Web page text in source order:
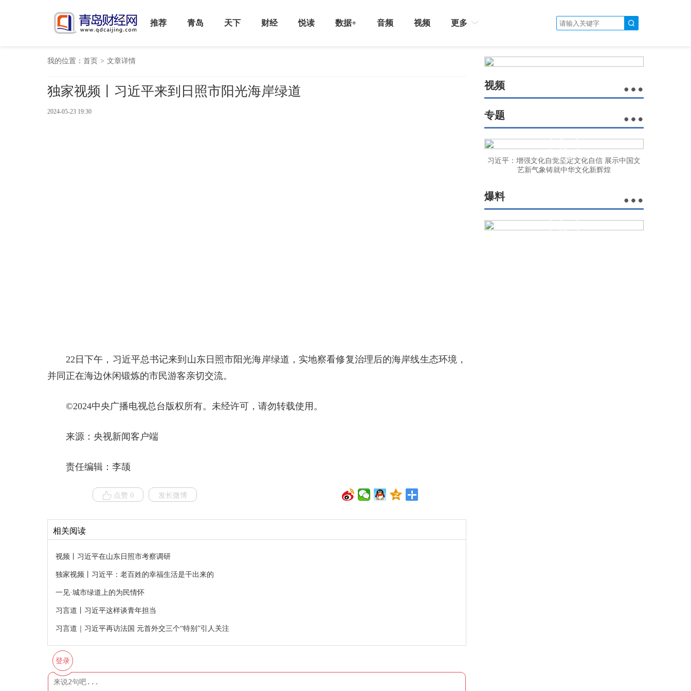
推荐 青岛 天下 财经 悦读 数据+ 音频 视频 更多
我的位置： 首页 > 文章详情
独家视频丨习近平来到日照市阳光海岸绿道
2024-05-23 19:30
22日下午，习近平总书记来到山东日照市阳光海岸绿道，实地察看修复治理后的海岸线生态环境，
并同正在海边休闲锻炼的市民游客亲切交流。
©2024中央广播电视总台版权所有。未经许可，请勿转载使用。
来源：央视新闻客户端
责任编辑：李颉
点赞 0 发长微博
相关阅读
视频丨习近平在山东日照市考察调研
独家视频丨习近平：老百姓的幸福生活是干出来的
一见·城市绿道上的为民情怀
习言道丨习近平这样谈青年担当
习言道｜习近平再访法国 元首外交三个“特别”引人关注
登录
视频
专题
习近平：增强文化自觉坚定文化自信 展示中国文
艺新气象铸就中华文化新辉煌
爆料